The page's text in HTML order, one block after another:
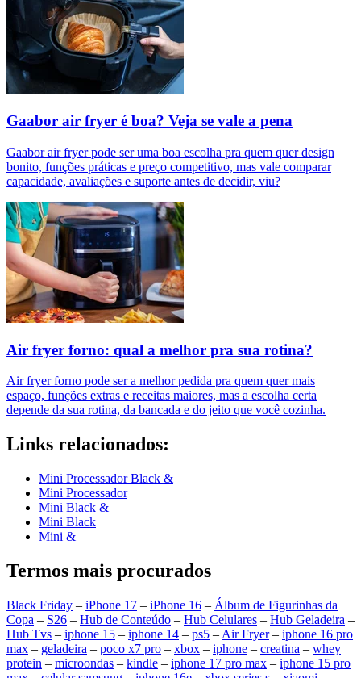
Gaabor air fryer é boa? Veja se vale a pena
Gaabor air fryer pode ser uma boa escolha pra quem quer design
bonito, funções práticas e preço competitivo, mas vale comparar
capacidade, avaliações e suporte antes de decidir, viu?
Air fryer forno: qual a melhor pra sua rotina?
Air fryer forno pode ser a melhor pedida pra quem quer mais
espaço, funções extras e receitas maiores, mas a escolha certa
depende da sua rotina, da bancada e do jeito que você cozinha.
Links relacionados:
Mini Processador Black &
Mini Processador
Mini Black &
Mini Black
Mini &
Termos mais procurados
Black Friday – iPhone 17 – iPhone 16 – Álbum de Figurinhas da
Copa – S26 – Hub de Conteúdo – Hub Celulares – Hub Geladeira –
Hub Tvs – iphone 15 – iphone 14 – ps5 – Air Fryer– iphone 16 pro
max – geladeira – poco x7 pro – xbox – iphone – creatina – whey
protein – microondas – kindle – iphone 17 pro max – iphone 15 pro